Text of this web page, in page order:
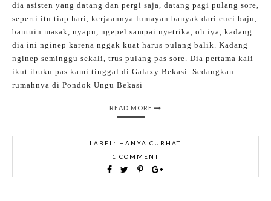
dia asisten yang datang dan pergi saja, datang pagi pulang sore,
seperti itu tiap hari, kerjaannya lumayan banyak dari cuci baju,
bantuin masak, nyapu, ngepel sampai nyetrika, oh iya, kadang
dia ini nginep karena nggak kuat harus pulang balik. Kadang
nginep seminggu sekali, trus pulang pas sore. Dia pertama kali
ikut ibuku pas kami tinggal di Galaxy Bekasi. Sedangkan
rumahnya di Pondok Ungu Bekasi
READ MORE
LABEL: HANYA CURHAT
1 COMMENT